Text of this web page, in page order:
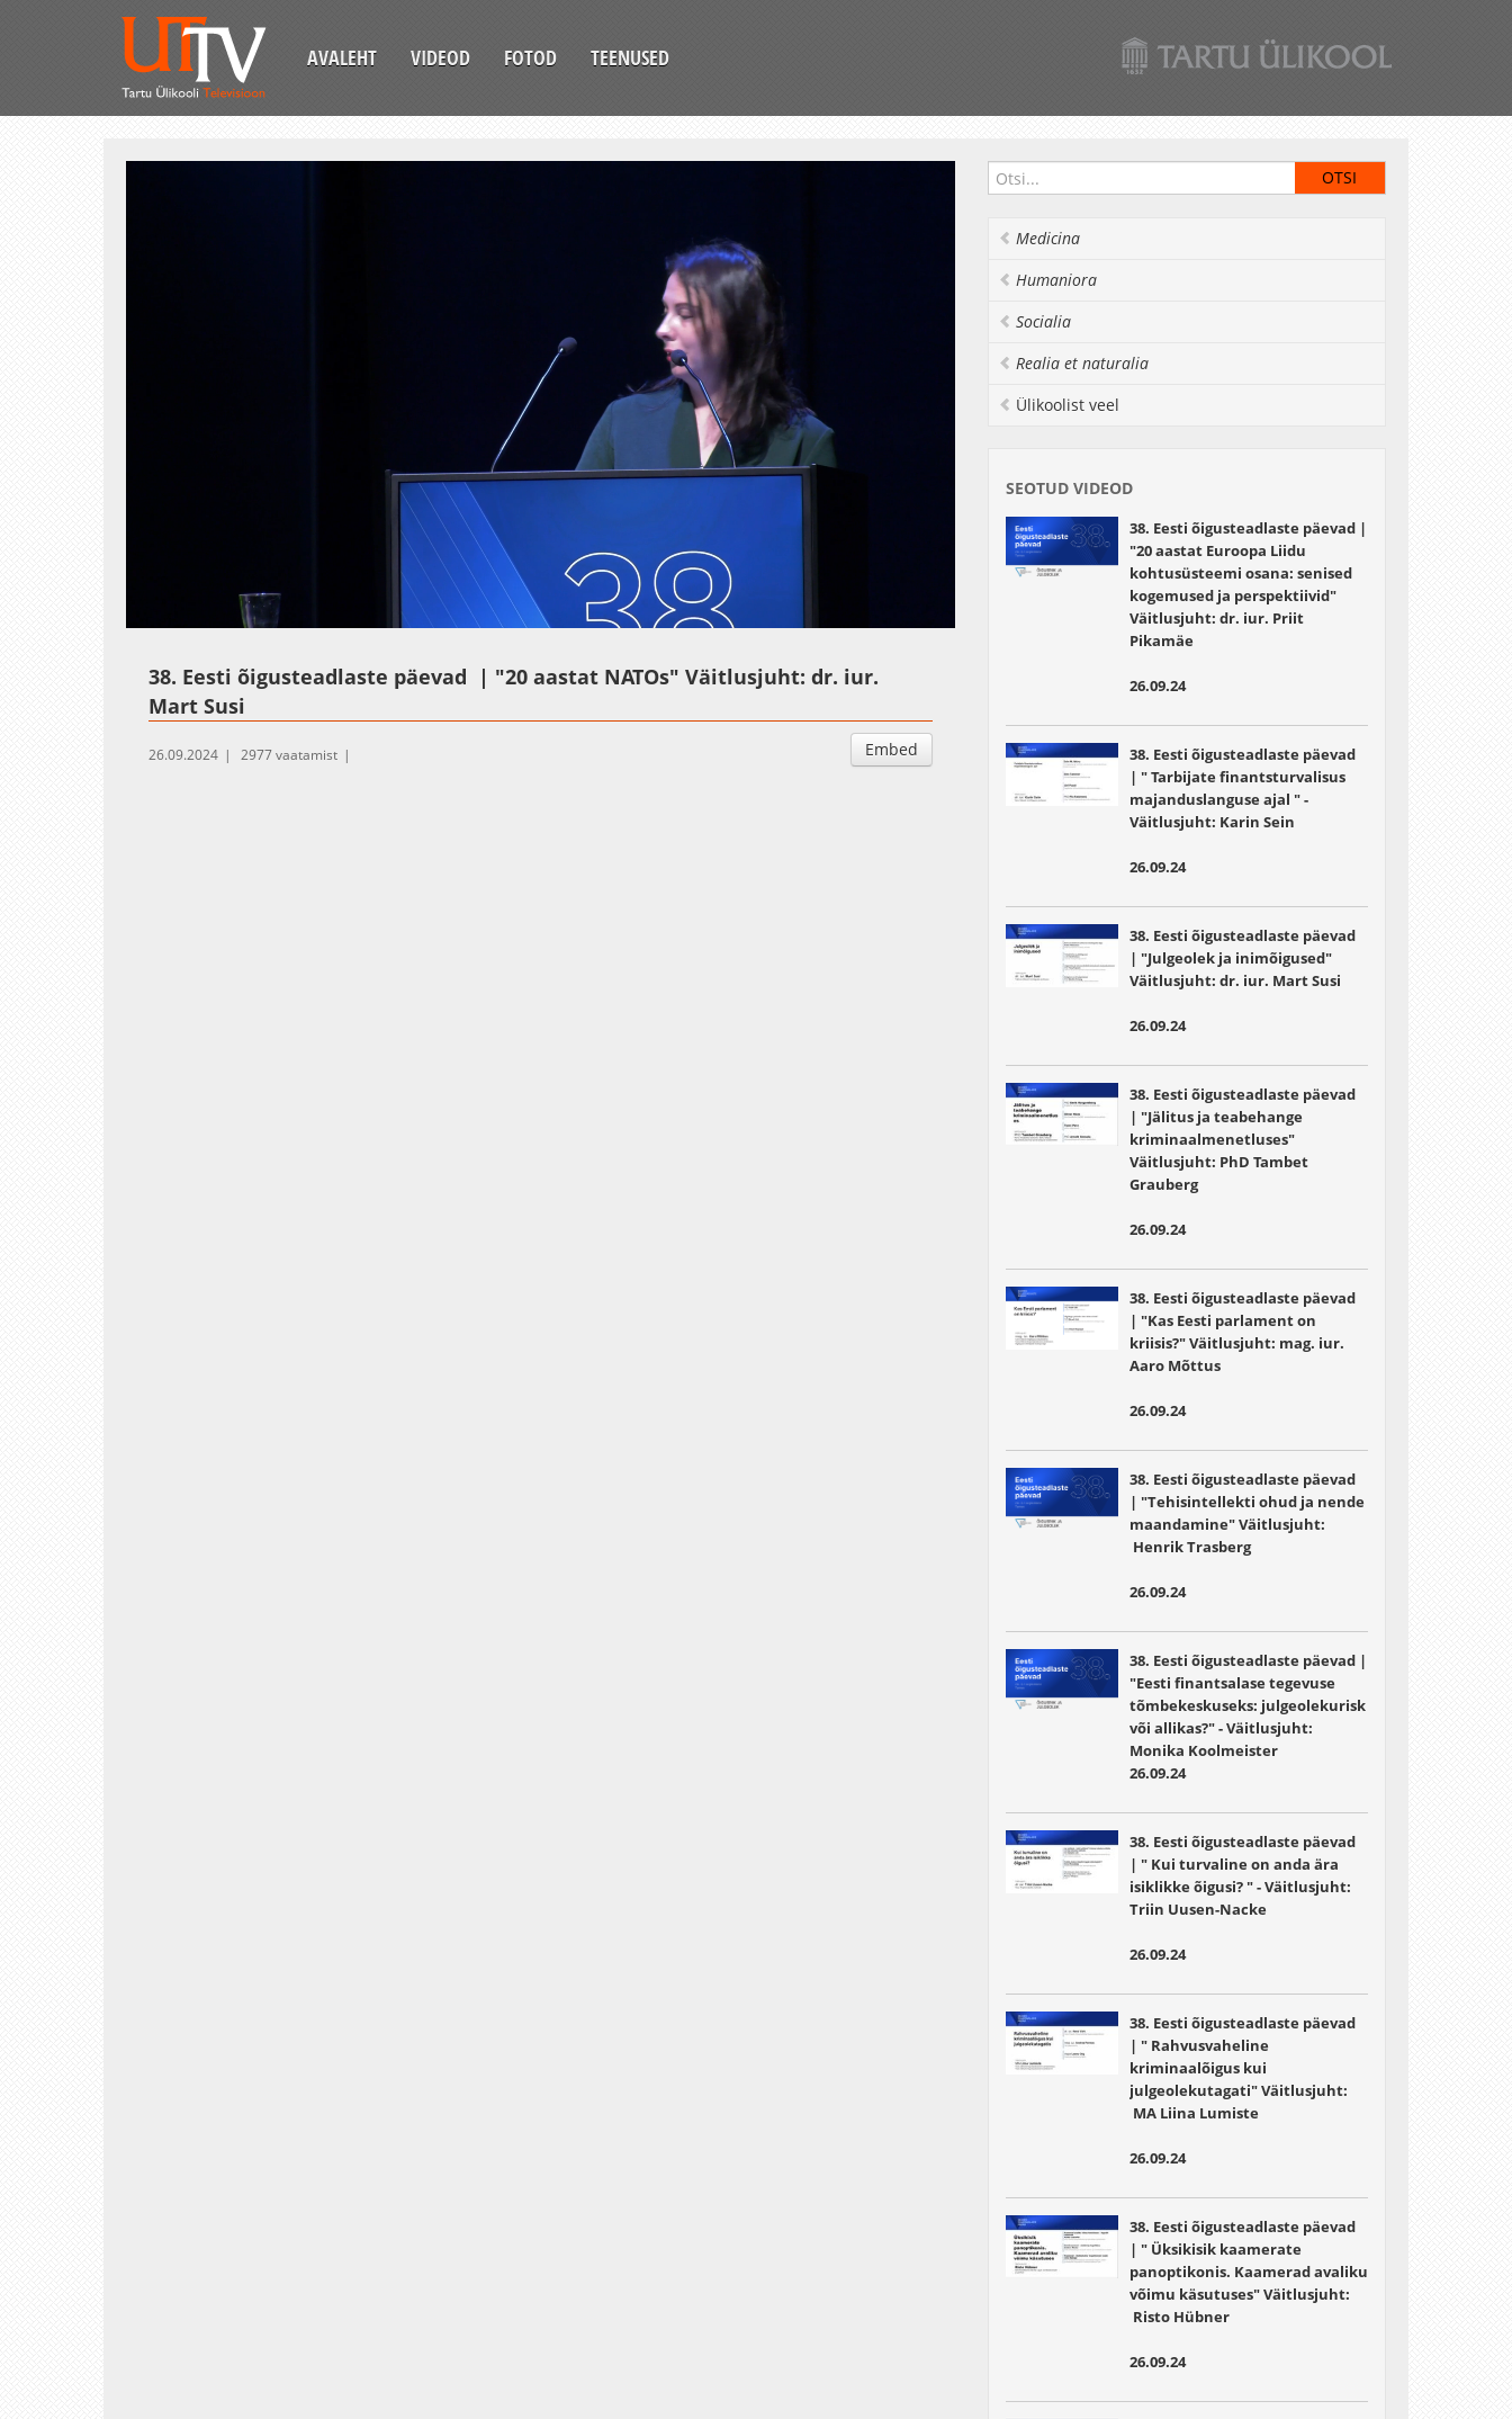
AVALEHT VIDEOD FOTOD TEENUSED
Loaded
0.30%
38. Eesti õigusteadlaste päevad | "20 aastat NATOs" Väitlusjuht: dr. iur.
Mart Susi
Embed
26.09.2024 2977 vaatamist
Medicina
Humaniora
Socialia
Realia et naturalia
Ülikoolist veel
SEOTUD VIDEOD
38. Eesti õigusteadlaste päevad |
"20 aastat Euroopa Liidu
kohtusüsteemi osana: senised
kogemused ja perspektiivid"
Väitlusjuht: dr. iur. Priit
Pikamäe
26.09.24
38. Eesti õigusteadlaste päevad
| " Tarbijate finantsturvalisus
majanduslanguse ajal " -
Väitlusjuht: Karin Sein
26.09.24
38. Eesti õigusteadlaste päevad
| "Julgeolek ja inimõigused"
Väitlusjuht: dr. iur. Mart Susi
26.09.24
38. Eesti õigusteadlaste päevad
| "Jälitus ja teabehange
kriminaalmenetluses"
Väitlusjuht: PhD Tambet
Grauberg
26.09.24
38. Eesti õigusteadlaste päevad
| "Kas Eesti parlament on
kriisis?" Väitlusjuht: mag. iur.
Aaro Mõttus
26.09.24
38. Eesti õigusteadlaste päevad
| "Tehisintellekti ohud ja nende
maandamine" Väitlusjuht:
Henrik Trasberg
26.09.24
38. Eesti õigusteadlaste päevad |
"Eesti finantsalase tegevuse
tõmbekeskuseks: julgeolekurisk
või allikas?" - Väitlusjuht:
Monika Koolmeister
26.09.24
38. Eesti õigusteadlaste päevad
| " Kui turvaline on anda ära
isiklikke õigusi? " - Väitlusjuht:
Triin Uusen-Nacke
26.09.24
38. Eesti õigusteadlaste päevad
| " Rahvusvaheline
kriminaalõigus kui
julgeolekutagati" Väitlusjuht:
MA Liina Lumiste
26.09.24
38. Eesti õigusteadlaste päevad
| " Üksikisik kaamerate
panoptikonis. Kaamerad avaliku
võimu käsutuses" Väitlusjuht:
Risto Hübner
26.09.24